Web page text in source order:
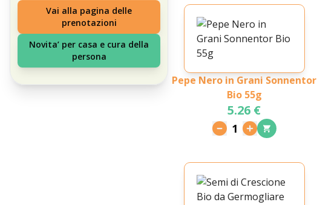
Vai alla pagina delle
prenotazioni
Novita’ per casa e cura della
persona
Pepe Nero in Grani Sonnentor
Bio 55g
5.26 €
1